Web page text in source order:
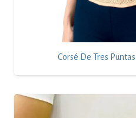
Corsé De Tres